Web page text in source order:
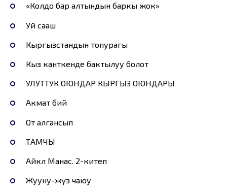
«Колдо бар алтындын баркы жок»
Уй сааш
Кыргызстандын топурагы
Кыз канткенде бактылуу болот
УЛУТТУК ОЮНДАР КЫРГЫЗ ОЮНДАРЫ
Акмат бий
От алгансып
ТАМЧЫ
Айкөл Манас. 2-китеп
Жууну-жүз чаюу